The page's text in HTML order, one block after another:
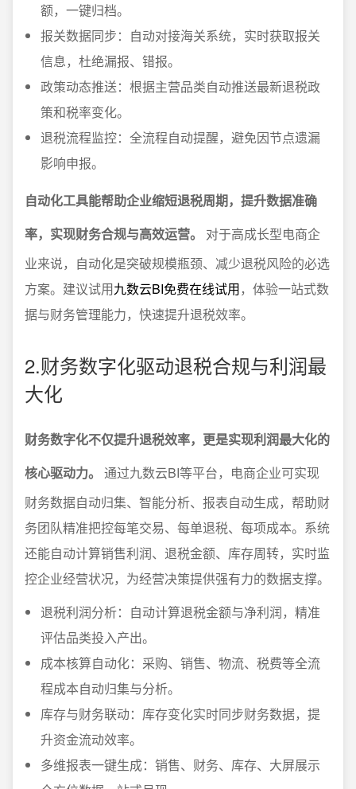
额，一键归档。
报关数据同步：自动对接海关系统，实时获取报关
信息，杜绝漏报、错报。
政策动态推送：根据主营品类自动推送最新退税政
策和税率变化。
退税流程监控：全流程自动提醒，避免因节点遗漏
影响申报。
自动化工具能帮助企业缩短退税周期，提升数据准确
率，实现财务合规与高效运营。
对于高成长型电商企
业来说，自动化是突破规模瓶颈、减少退税风险的必选
方案。建议试用九数云BI免费在线试用，体验一站式数
据与财务管理能力，快速提升退税效率。
2.财务数字化驱动退税合规与利润最
大化
财务数字化不仅提升退税效率，更是实现利润最大化的
核心驱动力。
通过九数云BI等平台，电商企业可实现
财务数据自动归集、智能分析、报表自动生成，帮助财
务团队精准把控每笔交易、每单退税、每项成本。系统
还能自动计算销售利润、退税金额、库存周转，实时监
控企业经营状况，为经营决策提供强有力的数据支撑。
退税利润分析：自动计算退税金额与净利润，精准
评估品类投入产出。
成本核算自动化：采购、销售、物流、税费等全流
程成本自动归集与分析。
库存与财务联动：库存变化实时同步财务数据，提
升资金流动效率。
多维报表一键生成：销售、财务、库存、大屏展示